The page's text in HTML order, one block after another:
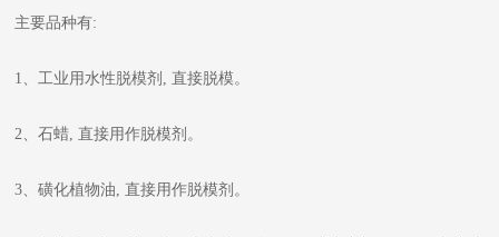
主要品种有:
1、工业用水性脱模剂, 直接脱模。
2、石蜡, 直接用作脱模剂。
3、磺化植物油, 直接用作脱模剂。